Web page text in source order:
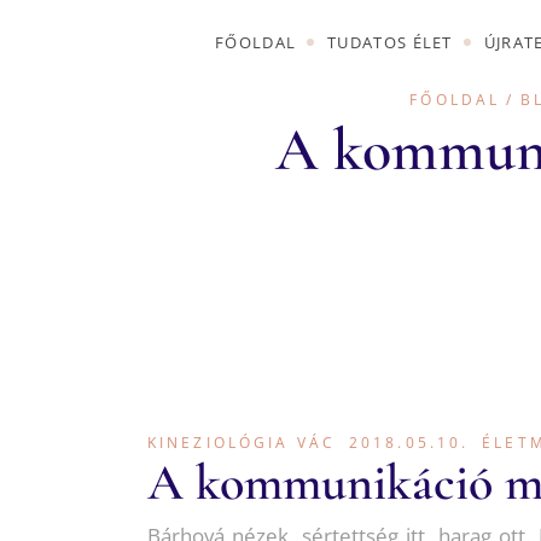
FŐOLDAL TUDATOS ÉLET
KURZUSOK
PROGRAM
KURZUSOK
FŐOLDAL
A
KINEZIOLÓGIA VÁC 2018.05.10.
A kommunikáció